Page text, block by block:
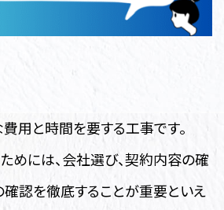
用と時間を要する工事です。
めには、会社選び、契約内容の確
確認を徹底することが重要といえ